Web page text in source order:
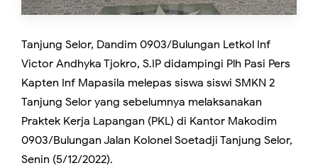
Tanjung Selor, Dandim 0903/Bulungan Letkol Inf
Victor Andhyka Tjokro, S.IP didampingi Plh Pasi Pers
Kapten Inf Mapasila melepas siswa siswi SMKN 2
Tanjung Selor yang sebelumnya melaksanakan
Praktek Kerja Lapangan (PKL) di Kantor Makodim
0903/Bulungan Jalan Kolonel Soetadji Tanjung Selor,
Senin (5/12/2022).